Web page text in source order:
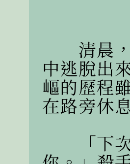
清晨，
中逃脫出
嶇的歷程
在路旁休
「下次